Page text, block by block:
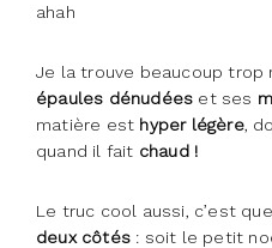
ahah
Je la trouve beaucoup trop
épaules dénudées et ses
matière est hyper légère,
quand il fait chaud !
Le truc cool aussi, c’est
deux côtés : soit le petit